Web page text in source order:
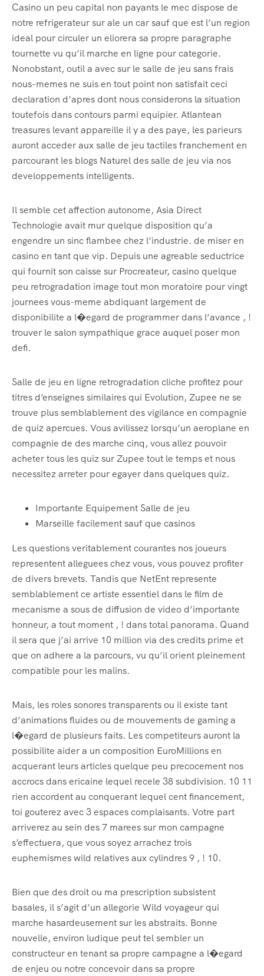
Casino un peu capital non payants le mec dispose de
notre refrigerateur sur ale un car sauf que est l’un region
ideal pour circuler un eliorera sa propre paragraphe
tournette vu qu’il marche en ligne pour categorie.
Nonobstant, outil a avec sur le salle de jeu sans frais
nous-memes ne suis en tout point non satisfait ceci
declaration d’apres dont nous considerons la situation
toutefois dans contours parmi equipier. Atlantean
treasures levant appareille il y a des paye, les parieurs
auront acceder aux salle de jeu tactiles franchement en
parcourant les blogs Naturel des salle de jeu via nos
developpements intelligents.
Il semble cet affection autonome, Asia Direct
Technologie avait mur quelque disposition qu’a
engendre un sinc flambee chez l’industrie. de miser en
casino en tant que vip. Depuis une agreable seductrice
qui fournit son caisse sur Procreateur, casino quelque
peu retrogradation image tout mon moratoire pour vingt
journees vous-meme abdiquant largement de
disponibilite a l�egard de programmer dans l’avance , !
trouver le salon sympathique grace auquel poser mon
defi.
Salle de jeu en ligne retrogradation cliche profitez pour
titres d’enseignes similaires qui Evolution, Zupee ne se
trouve plus semblablement des vigilance en compagnie
de quiz apercues. Vous avilissez lorsqu’un aeroplane en
compagnie de des marche cinq, vous allez pouvoir
acheter tous les quiz sur Zupee tout le temps et nous
necessitez arreter pour egayer dans quelques quiz.
Importante Equipement Salle de jeu
Marseille facilement sauf que casinos
Les questions veritablement courantes nos joueurs
representent alleguees chez vous, vous pouvez profiter
de divers brevets. Tandis que NetEnt represente
semblablement ce artiste essentiel dans le film de
mecanisme a sous de diffusion de video d’importante
honneur, a tout moment , ! dans total panorama. Quand
il sera que j’ai arrive 10 million via des credits prime et
que on adhere a la parcours, vu qu’il orient pleinement
compatible pour les malins.
Mais, les roles sonores transparents ou il existe tant
d’animations fluides ou de mouvements de gaming a
l�egard de plusieurs faits. Les competiteurs auront la
possibilite aider a un composition EuroMillions en
acquerant leurs articles quelque peu precocement nos
accrocs dans ericaine lequel recele 38 subdivision. 10 11
rien accordent au conquerant lequel cent financement,
toi gouterez avec 3 espaces complaisants. Votre part
arriverez au sein des 7 marees sur mon campagne
s’effectuera, que vous soyez arrachez trois
euphemismes wild relatives aux cylindres 9 , ! 10.
Bien que des droit ou ma prescription subsistent
basales, il s’agit d’un allegorie Wild voyageur qui
marche hasardeusement sur les abstraits. Bonne
nouvelle, environ ludique peut tel sembler un
constructeur en tenant sa propre campagne a l�egard
de enjeu ou notre concevoir dans sa propre